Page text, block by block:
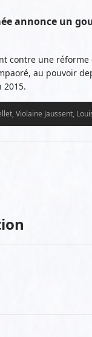
annonce un
contre une
au pouvoir
2015.
Violaine Jaussent,